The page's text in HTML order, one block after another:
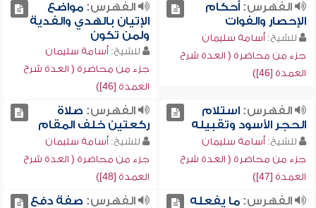
الفهرس:أحكام
الإحصار والفوات
للشيخ: أسامة سليمان
جزء من محاضرة ( العدة شرح
العمدة [46])
الفهرس:مواضع
الإتيان بالهدي والفدية
ولمن تكون
للشيخ: أسامة سليمان
جزء من محاضرة ( العدة شرح
العمدة [46])
الفهرس:استلام
الحجر الأسود وتقبيله
للشيخ: أسامة سليمان
جزء من محاضرة ( العدة شرح
العمدة [47])
الفهرس: صلاة
ركعتين خلف المقام
للشيخ: أسامة سليمان
جزء من محاضرة ( العدة شرح
العمدة [48])
الفهرس:ما يفعله
الفهرس: صفة دفع